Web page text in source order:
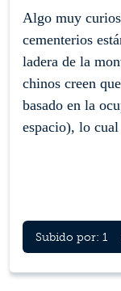
Algo muy
cementerios
ladera de la
chinos creen
basado en la
espacio), lo
Subido por: 1